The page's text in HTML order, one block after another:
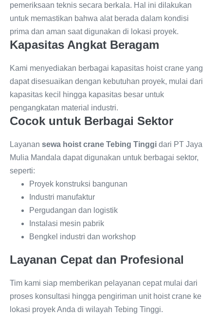
pemeriksaan teknis secara berkala. Hal ini dilakukan
untuk memastikan bahwa alat berada dalam kondisi
prima dan aman saat digunakan di lokasi proyek.
Kapasitas Angkat Beragam
Kami menyediakan berbagai kapasitas hoist crane yang
dapat disesuaikan dengan kebutuhan proyek, mulai dari
kapasitas kecil hingga kapasitas besar untuk
pengangkatan material industri.
Cocok untuk Berbagai Sektor
Layanan sewa hoist crane Tebing Tinggi dari PT Jaya
Mulia Mandala dapat digunakan untuk berbagai sektor,
seperti:
Proyek konstruksi bangunan
Industri manufaktur
Pergudangan dan logistik
Instalasi mesin pabrik
Bengkel industri dan workshop
Layanan Cepat dan Profesional
Tim kami siap memberikan pelayanan cepat mulai dari
proses konsultasi hingga pengiriman unit hoist crane ke
lokasi proyek Anda di wilayah Tebing Tinggi.